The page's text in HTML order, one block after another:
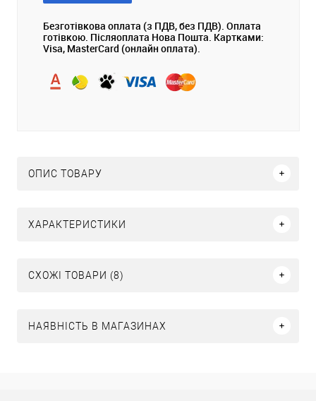
Безготівкова оплата (з ПДВ, без ПДВ). Оплата
готівкою. Післяоплата Нова Пошта. Картками:
Visa, MasterCard (онлайн оплата).
ОПИС ТОВАРУ
ХАРАКТЕРИСТИКИ
СХОЖІ ТОВАРИ (8)
НАЯВНІСТЬ В МАГАЗИНАХ